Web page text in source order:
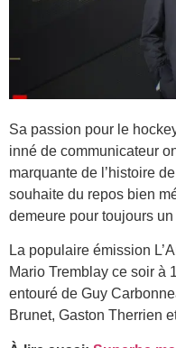
Sa passion pour le
inné de communicateur
marquante de l’histoire
souhaite du repos bien
demeure pour toujours
La populaire émission
Mario Tremblay ce soir à
entouré de Guy
Brunet, Gaston Therrien